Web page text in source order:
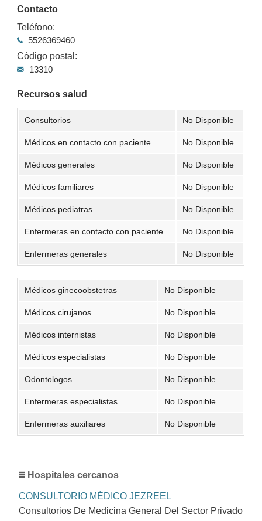
Contacto
Teléfono:
5526369460
Código postal:
13310
Recursos salud
Consultorios No Disponible
Médicos en contacto con paciente No Disponible
Médicos generales No Disponible
Médicos familiares No Disponible
Médicos pediatras No Disponible
Enfermeras en contacto con paciente No Disponible
Enfermeras generales No Disponible
Médicos ginecoobstetras No Disponible
Médicos cirujanos No Disponible
Médicos internistas No Disponible
Médicos especialistas No Disponible
Odontologos No Disponible
Enfermeras especialistas No Disponible
Enfermeras auxiliares No Disponible
Hospitales cercanos
CONSULTORIO MÉDICO JEZREEL
Consultorios De Medicina General Del Sector Privado